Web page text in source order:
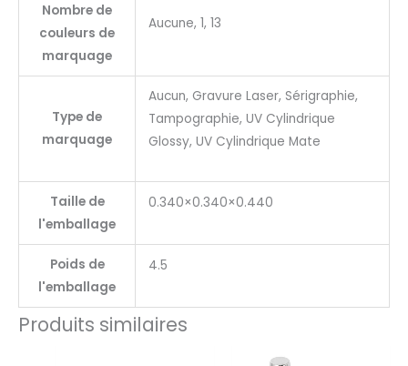
Nombre de
couleurs de
marquage
Aucune, 1, 13
Type de
marquage
Aucun, Gravure Laser, Sérigraphie,
Tampographie, UV Cylindrique
Glossy, UV Cylindrique Mate
Taille de
l'emballage
0.340×0.340×0.440
Poids de
l'emballage
4.5
Produits similaires